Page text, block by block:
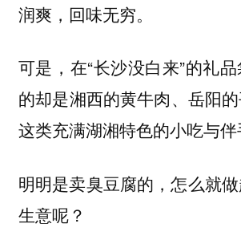
润爽，回味无穷。
可是，在“长沙没白来”的礼
的却是湘西的黄牛肉、岳阳
这类充满湖湘特色的小吃与伴
明明是卖臭豆腐的，怎么就
生意呢？